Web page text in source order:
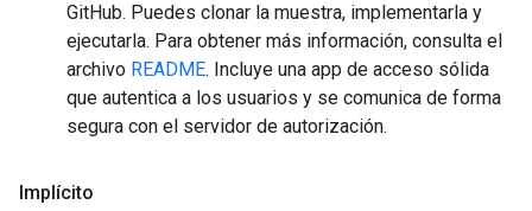
GitHub. Puedes clonar la muestra, implementarla y
ejecutarla. Para obtener más información, consulta el
archivo README. Incluye una app de acceso sólida
que autentica a los usuarios y se comunica de forma
segura con el servidor de autorización.
Implícito